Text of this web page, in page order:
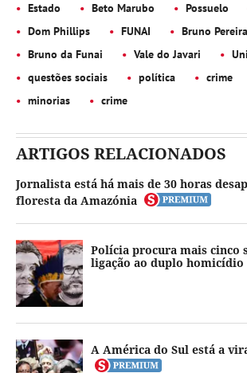
Estado
Beto Marubo Possuelo
Dom Phillips
FUNAI
Bruno Pereira
Bruno da Funai
Vale do Javari
questões sociais
política crime
minorias
crime
ARTIGOS RELACIONADOS
Jornalista está há mais de 30 horas
floresta da Amazónia
Polícia procura mais cinco
ligação ao duplo homicídio
A América do Sul está a